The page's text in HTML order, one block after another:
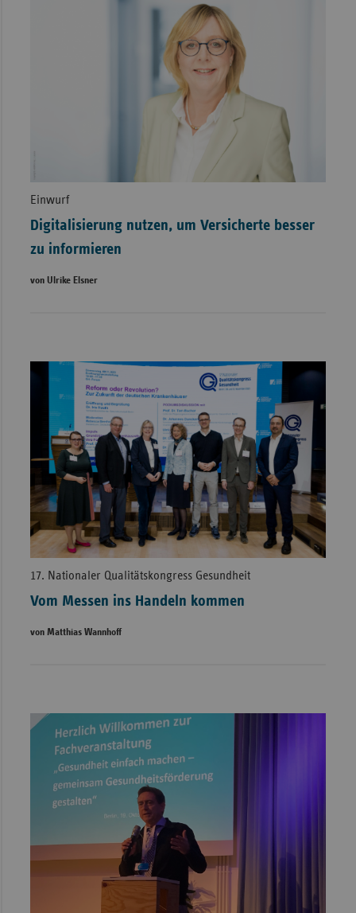
Einwurf
Digitalisierung nutzen, um Versicherte besser
zu informieren
von Ulrike Elsner
17. Nationaler Qualitätskongress Gesundheit
Vom Messen ins Handeln kommen
von Matthias Wannhoff